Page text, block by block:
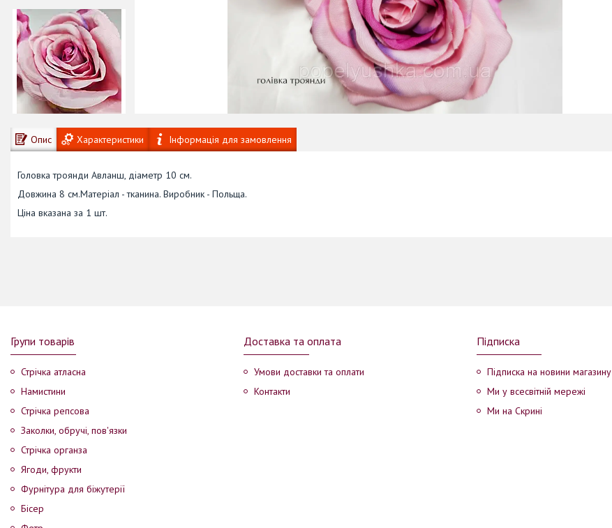
Опис Характеристики Інформація для замовлення
Головка троянди Авланш, діаметр 10 см.
Довжина 8 см.Матеріал - тканина. Виробник - Польща.
Ціна вказана за 1 шт.
Групи товарів
Стрічка атласна
Намистини
Стрічка репсова
Заколки, обручі, пов'язки
Стрічка органза
Ягоди, фрукти
Фурнітура для біжутерії
Бісер
Доставка та оплата
Умови доставки та оплати
Контакти
Підписка
Підписка на новини магазину
Ми у всесвітній мережі
Ми на Скрині